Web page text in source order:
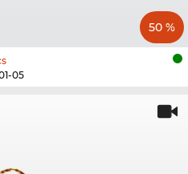
50 %
05